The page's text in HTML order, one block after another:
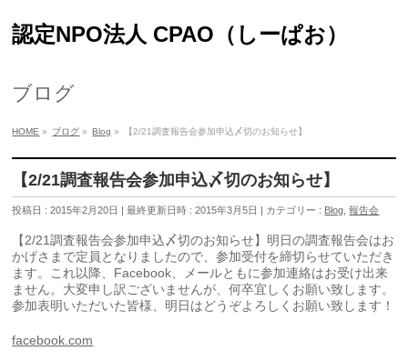
認定NPO法人 CPAO（しーぱお）
ブログ
HOME » ブログ » Blog » 【2/21調査報告会参加申込〆切のお知らせ】
【2/21調査報告会参加申込〆切のお知らせ】
投稿日 : 2015年2月20日 最終更新日時 : 2015年3月5日 カテゴリー : Blog ,報告会
【2/21調査報告会参加申込〆切のお知らせ】明日の調査報告会はお
かげさまで定員となりましたので、参加受付を締切らせていただき
ます。これ以降、Facebook、メールともに参加連絡はお受け出来
ません。大変申し訳ございませんが、何卒宜しくお願い致します。
参加表明いただいた皆様、明日はどうぞよろしくお願い致します！
facebook.com